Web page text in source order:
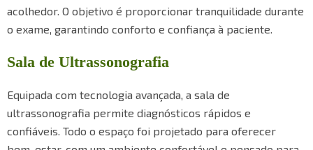
acolhedor. O objetivo é proporcionar tranquilidade durante
o exame, garantindo conforto e confiança à paciente.
Sala de Ultrassonografia
Equipada com tecnologia avançada, a sala de
ultrassonografia permite diagnósticos rápidos e
confiáveis. Todo o espaço foi projetado para oferecer